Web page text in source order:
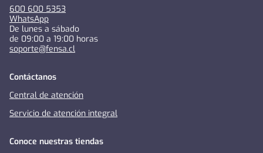
600 600 5353
WhatsApp
De lunes a sábado
de 09:00 a 19:00 horas
soporte@fensa.cl
Contáctanos
Central de atención
Servicio de atención integral
Conoce nuestras tiendas